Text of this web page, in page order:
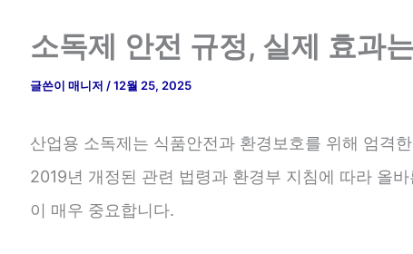
소독제 안전 규정, 실제 효과
글쓴이 매니저 /12월 25, 2025
산업용 소독제는 식품안전과 환경보호를 위해 엄격한
2019년 개정된 관련 법령과 환경부 지침에 따라 올
이 매우 중요합니다.